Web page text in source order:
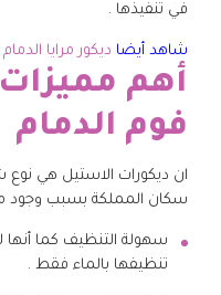
في تنفيذها .
شاهد أيضا ديكور مرايا الدمام
أهم
فوم الدمام
ان ديكورات الاستيل هي نوع
سكان المملكة بسبب وجود
سهولة التنظيف كما أنها
تنظيفها بالماء فقط .